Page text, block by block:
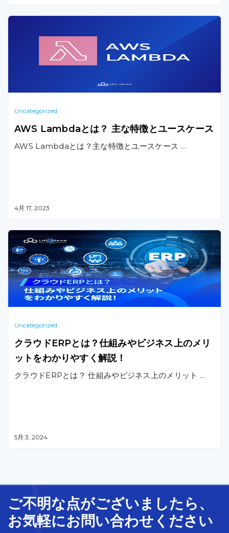
Uncategorized
AWS Lambdaとは？ 主な特徴とユースケース
AWS Lambdaとは？主な特徴とユースケース …
4月 17, 2023
Uncategorized
クラウドERPとは？仕組みやビジネス上のメリ
ットをわかりやすく解説！
クラウドERPとは？ 仕組みやビジネス上のメリット …
5月 3, 2024
ご不明な点がございましたら、
お気軽にお問い合わせ ください